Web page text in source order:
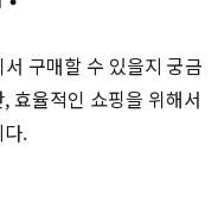
구매할 수 있을지 궁금
효율적인 쇼핑을 위해서
.